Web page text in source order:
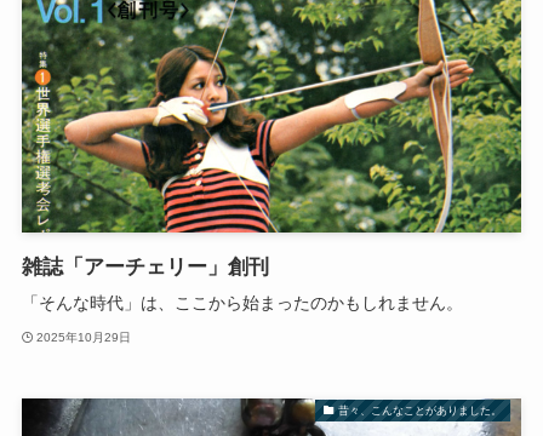
雑誌「アーチェリー」創刊
「そんな時代」は、ここから始まったのかもしれません。
2025年10月29日
昔々、こんなことがありました。